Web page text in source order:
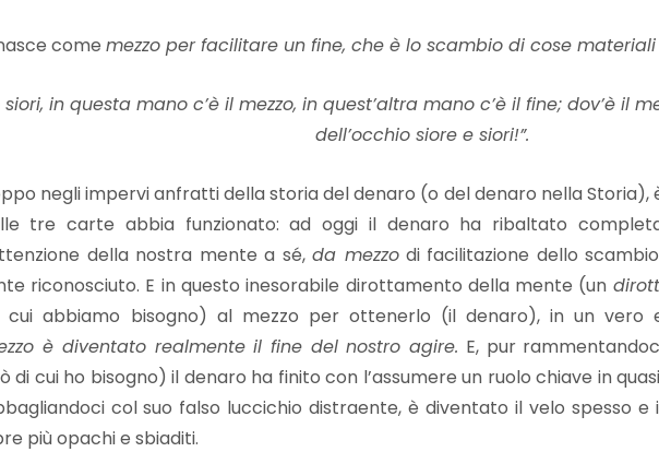
come mezzo per facilitare un fine, che è lo scambio di cose materiali
in questa mano c’è il mezzo, in quest’altra mano c’è il fine; dov’è il
dell’occhio siore e siori!”.
negli impervi anfratti della storia del denaro (o del denaro nella
tre carte abbia funzionato: ad oggi il denaro ha ribaltato
della nostra mente a sé,da mezzodi facilitazione dello scambio
riconosciuto. E in questo inesorabile dirottamento della mente (un
cui abbiamo bisogno) al mezzo per ottenerlo (il denaro), in un
è diventato realmente il fine del nostro agire. E, pur
di cui ho bisogno) il denaro ha finito con l’assumere un ruolo chiave in
col suo falso luccichio distraente, è diventato il velo spesso
più opachi e sbiaditi.